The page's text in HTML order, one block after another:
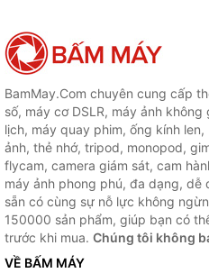
BamMay.Com chuyên cung cấp
số, máy cơ DSLR, máy ảnh
lịch, máy quay phim, ống kính
ảnh, thẻ nhớ, tripod, monopod,
flycam, camera giám sát, cam
máy ảnh phong phú, đa dạng, dễ
sẵn có cùng sự nỗ lực không
150000 sản phẩm, giúp bạn có
trước khi mua. Chúng tôi không
VỀ BẤM MÁY